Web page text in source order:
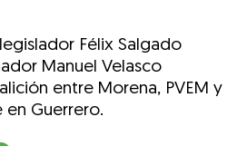
Félix Salgado
Manuel Velasco
entre Morena, PVEM y
en Guerrero.